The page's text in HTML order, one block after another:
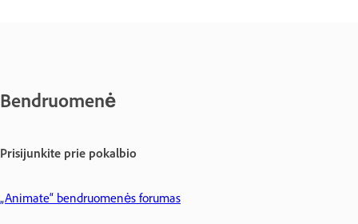
Bendruomenė
Prisijunkite prie pokalbio
„Animate“ bendruomenės forumas